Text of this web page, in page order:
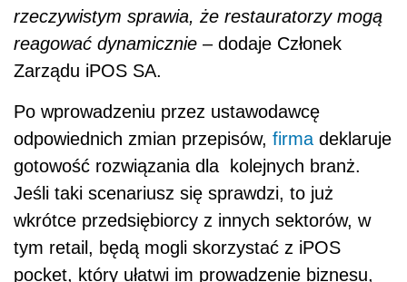
rzeczywistym sprawia, że restauratorzy mogą
reagować dynamicznie – dodaje Członek
Zarządu iPOS SA.
Po wprowadzeniu przez ustawodawcę
odpowiednich zmian przepisów, firma deklaruje
gotowość rozwiązania dla kolejnych branż.
Jeśli taki scenariusz się sprawdzi, to już
wkrótce przedsiębiorcy z innych sektorów, w
tym retail, będą mogli skorzystać z iPOS
pocket, który ułatwi im prowadzenie biznesu,